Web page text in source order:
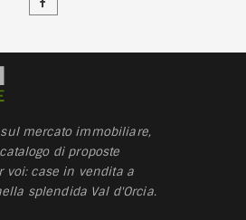
mercato immobiliare,
di proposte
voi: case in vendita a
splendida Val d'Orcia.